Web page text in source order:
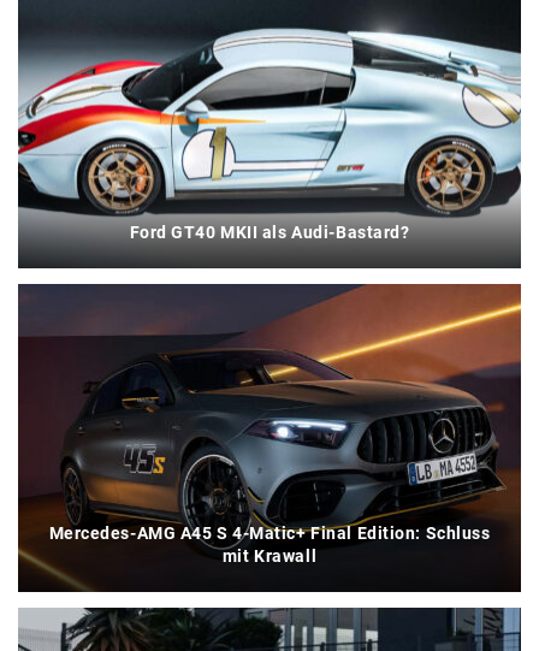
Ford GT40 MKII als Audi-Bastard?
Mercedes-AMG A45 S 4-Matic+ Final Edition: Schluss
mit Krawall